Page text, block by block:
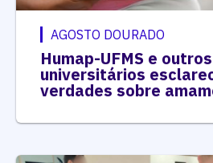
AGOSTO DOURADO
Humap-UFMS e
universitários
verdades sobre